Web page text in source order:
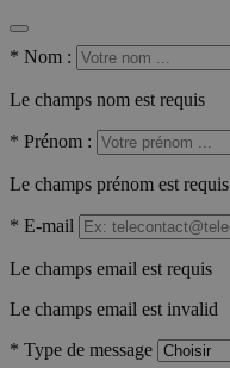
* Nom :
Le champs nom est requis
* Prénom :
Le champs prénom est requis
* E-mail
Le champs email est requis
Le champs email est invalid
* Type de message